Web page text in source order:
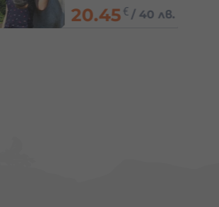
20.45€/ 40 лв.